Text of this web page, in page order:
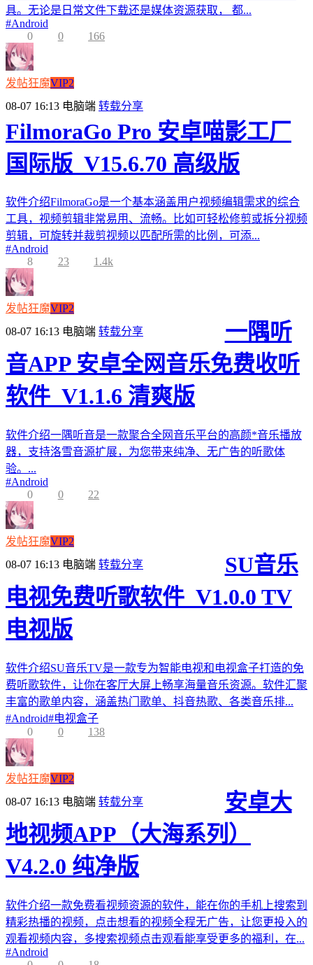
具。无论是日常文件下载还是媒体资源获取， 都...
#Android
0
0 166
发帖狂魔VIP2
08-07 16:13 电脑端 转载分享
FilmoraGo Pro 安卓喵影工厂
国际版_V15.6.70 高级版
软件介绍FilmoraGo是一个基本涵盖用户视频编辑需求的综合
工具，视频剪辑非常易用、流畅。比如可轻松修剪或拆分视频
剪辑，可旋转并裁剪视频以匹配所需的比例，可添...
#Android
8
23 1.4k
发帖狂魔VIP2
08-07 16:13 电脑端 转载分享
一隅听
音APP 安卓全网音乐免费收听
软件_V1.1.6 清爽版
软件介绍一隅听音是一款聚合全网音乐平台的高颜*音乐播放
器，支持洛雪音源扩展，为您带来纯净、无广告的听歌体
验。...
#Android
0
0 22
发帖狂魔VIP2
08-07 16:13 电脑端 转载分享
SU音乐
电视免费听歌软件_V1.0.0 TV
电视版
软件介绍SU音乐TV是一款专为智能电视和电视盒子打造的免
费听歌软件，让你在客厅大屏上畅享海量音乐资源。软件汇聚
丰富的歌单内容，涵盖热门歌单、抖音热歌、各类音乐排...
#Android#电视盒子
0
0 138
发帖狂魔VIP2
08-07 16:13 电脑端 转载分享
安卓大
地视频APP（大海系列）
V4.2.0 纯净版
软件介绍一款免费看视频资源的软件，能在你的手机上搜索到
精彩热播的视频，点击想看的视频全程无广告，让您更投入的
观看视频内容，多搜索视频点击观看能享受更多的福利，在...
#Android